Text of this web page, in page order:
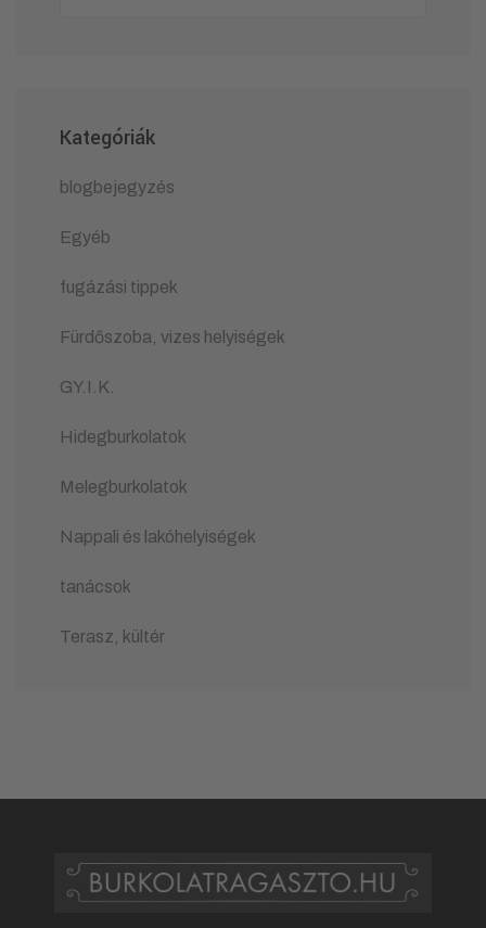
Kategóriák
blogbejegyzés
Egyéb
fugázási tippek
Fürdőszoba, vizes helyiségek
GY.I.K.
Hidegburkolatok
Melegburkolatok
Nappali és lakóhelyiségek
tanácsok
Terasz, kültér